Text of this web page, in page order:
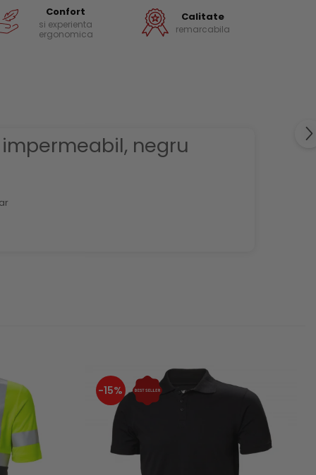
Confort
si experienta
ergonomica
Calitate
remarcabila
negru
-15%